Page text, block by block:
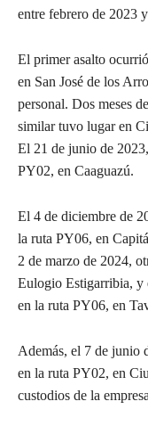
entre febrero de 2023
El primer asalto
en San José de los
personal. Dos meses
similar tuvo lugar en
El 21 de junio de
PY02, en Caaguazú.
El 4 de diciembre de
la ruta PY06, en
2 de marzo de 2024,
Eulogio Estigarribia, y
en la ruta PY06, en
Además, el 7 de junio
en la ruta PY02, en
custodios de la